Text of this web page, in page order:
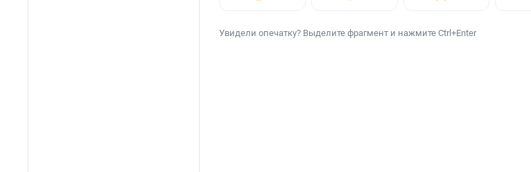
Увидели опечатку? Выделите фрагмент и нажмите Ctrl+Enter